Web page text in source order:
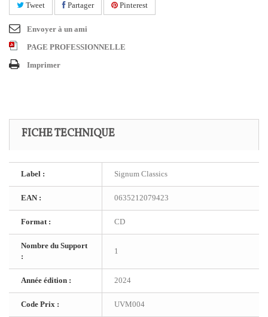
Tweet Partager Pinterest
Envoyer à un ami
PAGE PROFESSIONNELLE
Imprimer
FICHE TECHNIQUE
Label : Signum Classics
EAN : 0635212079423
Format : CD
Nombre du Support
:
1
Année édition : 2024
Code Prix : UVM004